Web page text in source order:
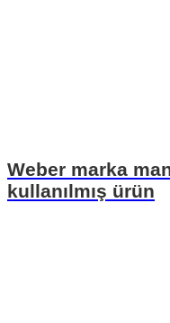
Weber marka
kullanılmış ürün